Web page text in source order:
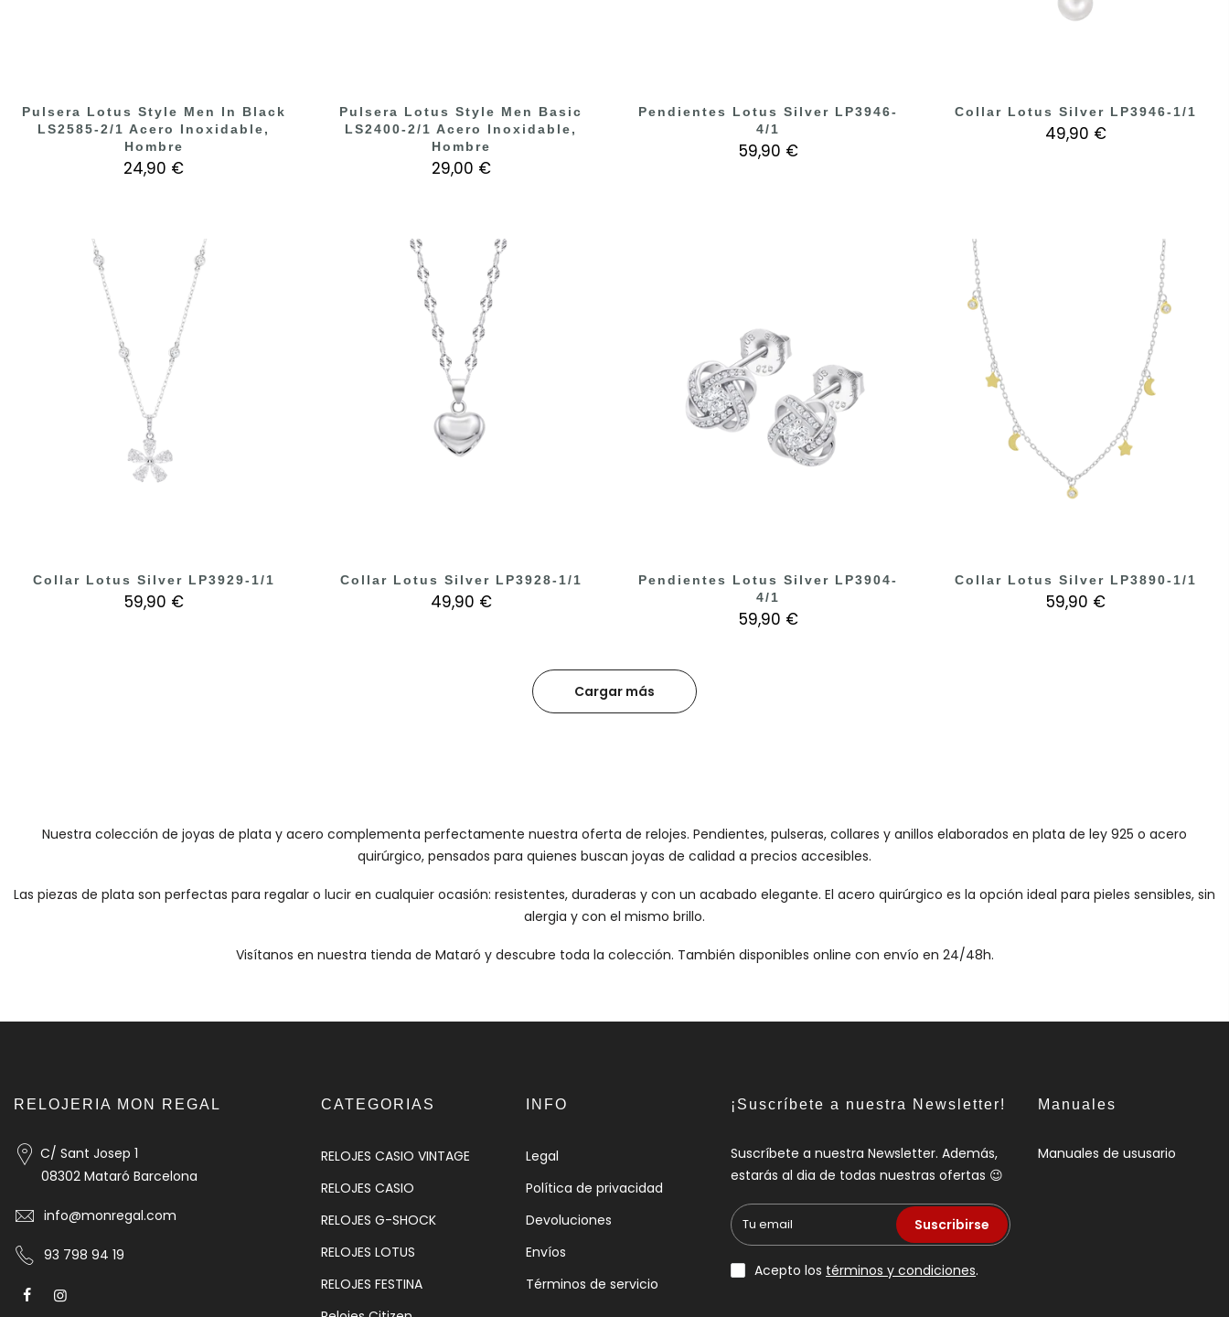
Pulsera Lotus Style Men In Black
LS2585-2/1 Acero Inoxidable,
Hombre
24,90 €
Pulsera Lotus Style Men Basic
LS2400-2/1 Acero Inoxidable,
Hombre
29,00 €
Pendientes Lotus Silver LP3946-
4/1
59,90 €
Collar Lotus Silver LP3946-1/1
49,90 €
Collar Lotus Silver LP3929-1/1
59,90 €
Collar Lotus Silver LP3928-1/1
49,90 €
Pendientes Lotus Silver LP3904-
4/1
59,90 €
Collar Lotus Silver LP3890-1/1
59,90 €
Cargar más
Nuestra colección de joyas de plata y acero complementa perfectamente nuestra oferta de relojes. Pendientes, pulseras, collares y anillos elaborados en plata de ley 925 o acero
quirúrgico, pensados para quienes buscan joyas de calidad a precios accesibles.
Las piezas de plata son perfectas para regalar o lucir en cualquier ocasión: resistentes, duraderas y con un acabado elegante. El acero quirúrgico es la opción ideal para pieles sensibles, sin
alergia y con el mismo brillo.
Visítanos en nuestra tienda de Mataró y descubre toda la colección. También disponibles online con envío en 24/48h.
RELOJERIA MON REGAL
C/ Sant Josep 1
08302 Mataró Barcelona
info@monregal.com
93 798 94 19
CATEGORIAS
RELOJES CASIO VINTAGE
RELOJES CASIO
RELOJES G-SHOCK
RELOJES LOTUS
RELOJES FESTINA
INFO
Legal
Política de privacidad
Devoluciones
Envíos
Términos de servicio
¡Suscríbete a nuestra Newsletter!
Suscríbete a nuestra Newsletter. Además,
estarás al dia de todas nuestras ofertas 😉
Suscribirse
Acepto los términos y condiciones.
Manuales
Manuales de ususario